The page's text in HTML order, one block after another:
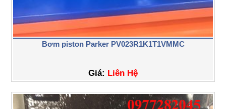
Bơm piston Parker PV023R1K1T1VMMC
Giá: Liên Hệ